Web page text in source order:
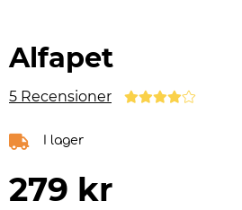
Alfapet
5 Recensioner
I lager
279 kr